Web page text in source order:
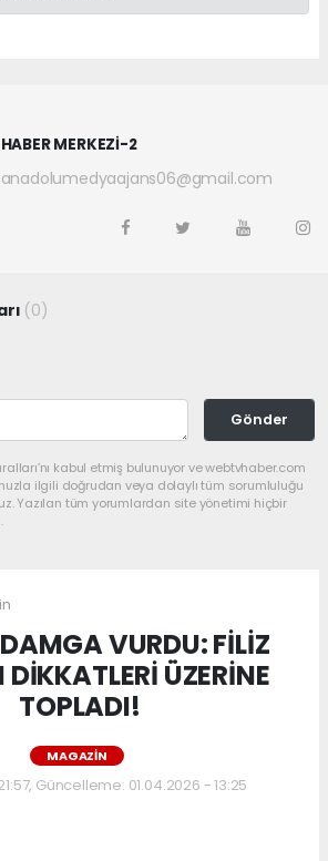
HABER MERKEZİ-2
anadolumedyaajans06@gmail.com
(0)
Gönder
kabul etmiş bulunuyor ve webtvhaber.com
ilgili doğrudan veya dolaylı tüm sorumluluğu
Yazılan tüm yorumlardan site yönetimi hiçbir
VURDU: FİLİZ
ÜZERİNE
TOPLADI!
MAGAZIN
Güncelleme: 01.04.2026 - 13:25